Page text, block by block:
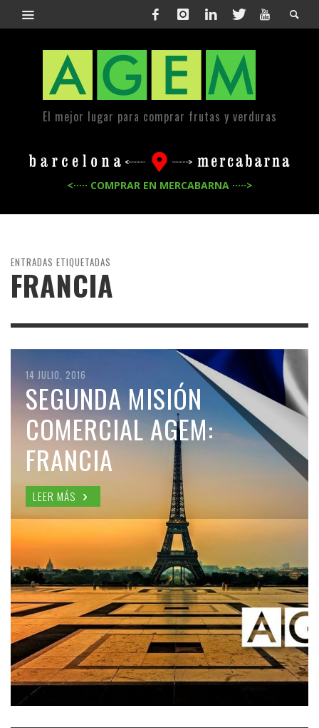
El mejor lugar para comprar frutas y verduras
<····· COMPRAR EN MERCABARNA ·····>
ENTRADAS ETIQUETADAS
FRANCIA
14 JULIO, 2016
SEGUNDA MISIÓN
COMERCIAL AGEM:
FRANCIA
LEER MÁS